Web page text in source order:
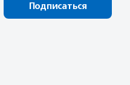
Подписаться